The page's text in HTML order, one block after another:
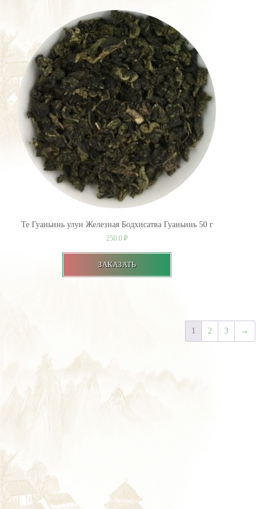
Те Гуаньинь улун Железная Бодхисатва Гуаньинь 50 г
250.0 ₽
ЗАКАЗАТЬ
1 2 3 →